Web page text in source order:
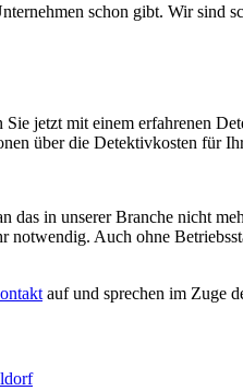
schon gibt. Wir sind
jetzt mit einem erfahrenen
über die Detektivkosten für
das in unserer Branche nicht
Auch ohne
auf und sprechen im Zuge